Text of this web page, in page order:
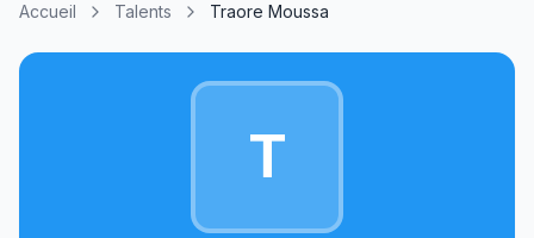
Accueil Talents Traore Moussa
T